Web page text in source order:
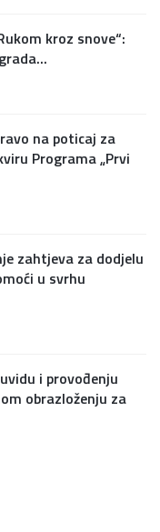
kroz snove“:
na poticaj za
Programa „Prvi
zahtjeva za dodjelu
u svrhu
i provođenju
obrazloženju za